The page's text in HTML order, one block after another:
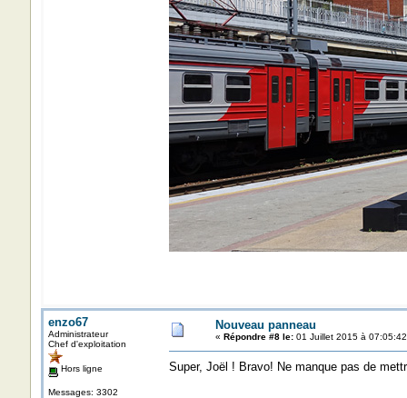
enzo67
Administrateur
Chef d'exploitation
Hors ligne
Messages: 3302
Nouveau panneau
« Répondre #8 le:01 Juillet 2015 à
Super, Joël ! Bravo! Ne manque pas de